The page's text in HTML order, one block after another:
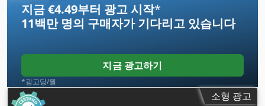
지금 €4.49부터 광고 시작*
11백만 명의 구매자가 기다리고 있습니다
지금 광고하기
*광고당/월
소형 광고